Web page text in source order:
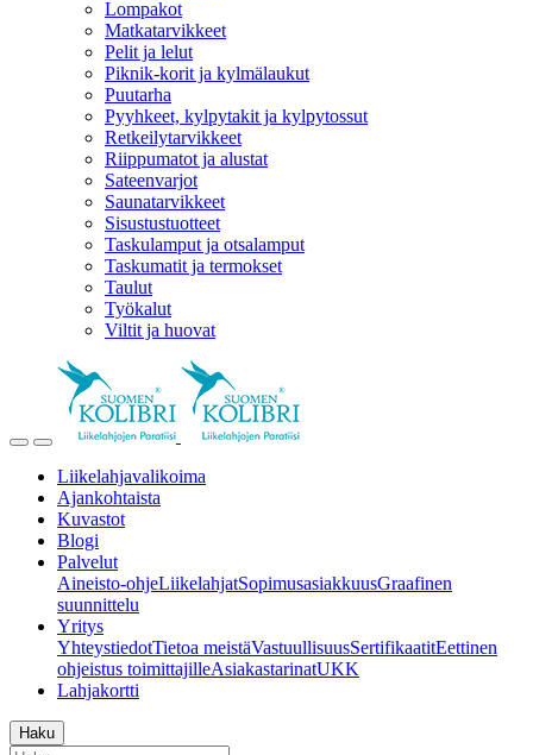
Lompakot
Matkatarvikkeet
Pelit ja lelut
Piknik-korit ja kylmälaukut
Puutarha
Pyyhkeet, kylpytakit ja kylpytossut
Retkeilytarvikkeet
Riippumatot ja alustat
Sateenvarjot
Saunatarvikkeet
Sisustustuotteet
Taskulamput ja otsalamput
Taskumatit ja termokset
Taulut
Työkalut
Viltit ja huovat
Liikelahjavalikoima
Ajankohtaista
Kuvastot
Blogi
Palvelut
Aineisto-ohjeLiikelahjatSopimusasiakkuusGraafinen
suunnittelu
Yritys
YhteystiedotTietoa meistäVastuullisuusSertifikaatitEettinen
ohjeistus toimittajilleAsiakastarinatUKK
Lahjakortti
Haku